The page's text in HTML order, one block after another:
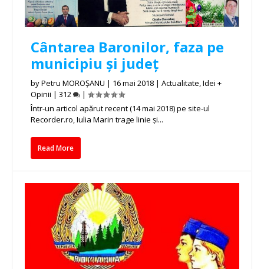
Cântarea Baronilor, faza pe
municipiu și județ
byPetru MOROȘANU | 16 mai 2018 |Actualitate,Idei +
Opinii |312
|
Într-un articol apărut recent (14 mai 2018) pe site-ul
Recorder.ro, Iulia Marin trage linie și...
Read More